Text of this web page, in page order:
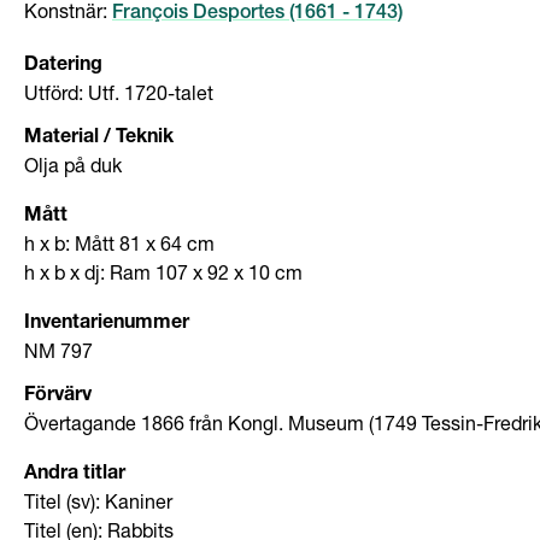
Konstnär: François Desportes (1661 - 1743)
Datering
Utförd: Utf. 1720-talet
Material / Teknik
Olja på duk
Mått
h x b: Mått 81 x 64 cm
h x b x dj: Ram 107 x 92 x 10 cm
Inventarienummer
NM 797
Förvärv
Övertagande 1866 från Kongl. Museum (1749 Tessin-
Andra titlar
Titel (sv): Kaniner
Titel (en): Rabbits